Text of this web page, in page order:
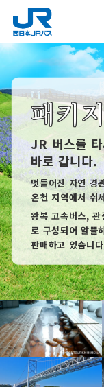
Home
고속 버스
패키지 티켓
정기관광버스
일반 노선버스
이용 안내
패키
JR 버스를
바로 갑니다.
멋들어진 자연 경
온천 지역에서 쉬
왕복 고속버스,
로 구성되어 알뜰
판매하고 있습니